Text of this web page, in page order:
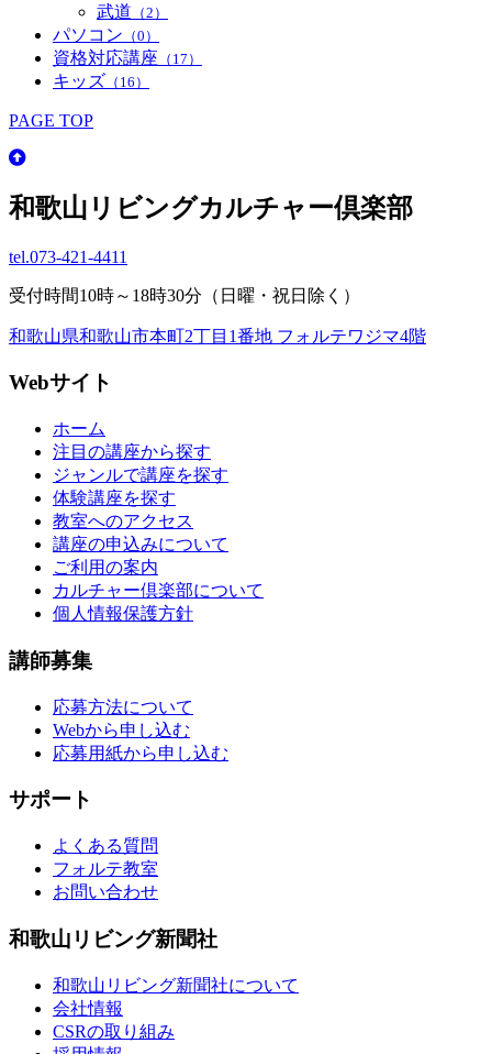
武道 （2）
パソコン （0）
資格対応講座 （17）
キッズ （16）
PAGE TOP
和歌山リビングカルチャー倶楽部
tel.073-421-4411
受付時間10時～18時30分（日曜・祝日除く）
和歌山県和歌山市本町2丁目1番地 フォルテワジマ4階
Webサイト
ホーム
注目の講座から探す
ジャンルで講座を探す
体験講座を探す
教室へのアクセス
講座の申込みについて
ご利用の案内
カルチャー倶楽部について
個人情報保護方針
講師募集
応募方法について
Webから申し込む
応募用紙から申し込む
サポート
よくある質問
フォルテ教室
お問い合わせ
和歌山リビング新聞社
和歌山リビング新聞社について
会社情報
CSRの取り組み